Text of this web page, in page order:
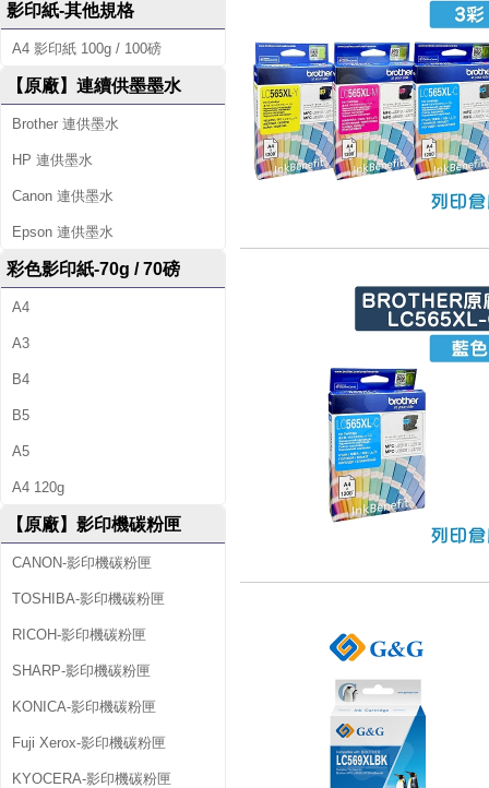
影印紙-其他規格
A4 影印紙 100g / 100磅
【原廠】連續供墨墨水
Brother 連供墨水
HP 連供墨水
Canon 連供墨水
Epson 連供墨水
彩色影印紙-70g / 70磅
A4
A3
B4
B5
A5
A4 120g
【原廠】影印機碳粉匣
CANON-影印機碳粉匣
TOSHIBA-影印機碳粉匣
RICOH-影印機碳粉匣
SHARP-影印機碳粉匣
KONICA-影印機碳粉匣
Fuji Xerox-影印機碳粉匣
KYOCERA-影印機碳粉匣